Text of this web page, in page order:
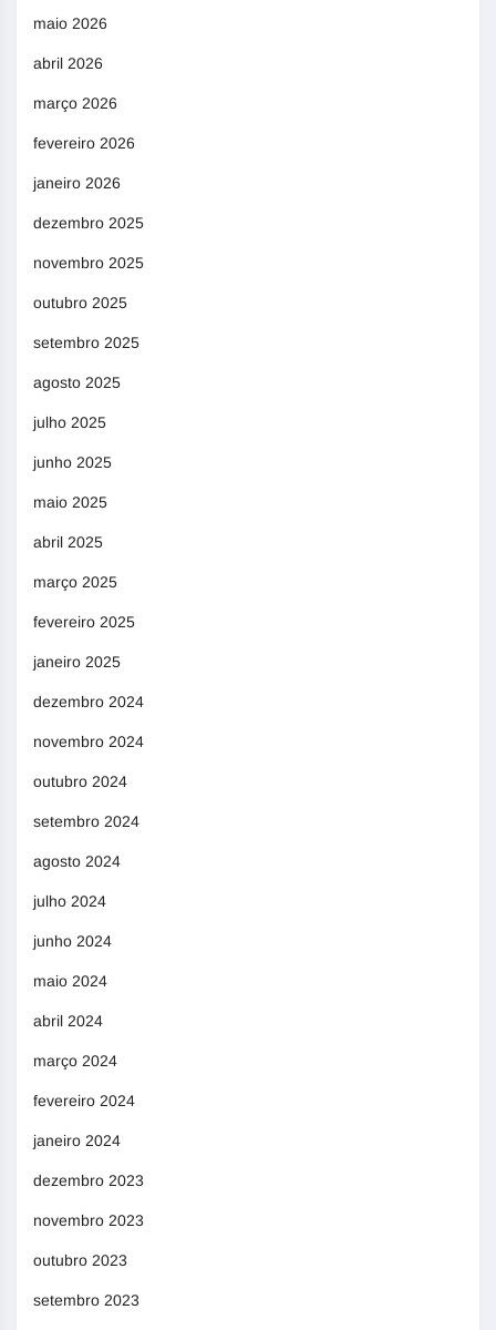
maio 2026
abril 2026
março 2026
fevereiro 2026
janeiro 2026
dezembro 2025
novembro 2025
outubro 2025
setembro 2025
agosto 2025
julho 2025
junho 2025
maio 2025
abril 2025
março 2025
fevereiro 2025
janeiro 2025
dezembro 2024
novembro 2024
outubro 2024
setembro 2024
agosto 2024
julho 2024
junho 2024
maio 2024
abril 2024
março 2024
fevereiro 2024
janeiro 2024
dezembro 2023
novembro 2023
outubro 2023
setembro 2023